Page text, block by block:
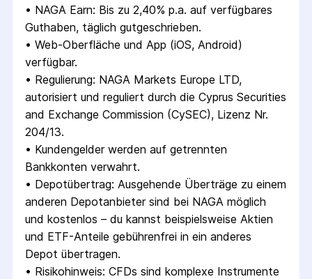
• NAGA Earn: Bis zu 2,40% p.a. auf verfügbares
Guthaben, täglich gutgeschrieben.
• Web-Oberfläche und App (iOS, Android)
verfügbar.
• Regulierung: NAGA Markets Europe LTD,
autorisiert und reguliert durch die Cyprus Securities
and Exchange Commission (CySEC), Lizenz Nr.
204/13.
• Kundengelder werden auf getrennten
Bankkonten verwahrt.
• Depotübertrag: Ausgehende Überträge zu einem
anderen Depotanbieter sind bei NAGA möglich
und kostenlos – du kannst beispielsweise Aktien
und ETF-Anteile gebührenfrei in ein anderes
Depot übertragen.
• Risikohinweis: CFDs sind komplexe Instrumente